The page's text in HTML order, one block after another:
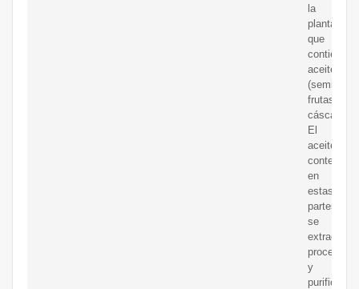
la
planta
que
contienen
aceite
(semillas,
frutas,
cáscara).
El
aceite
contenido
en
estas
partes
se
extrae,
procesa
y
purifica